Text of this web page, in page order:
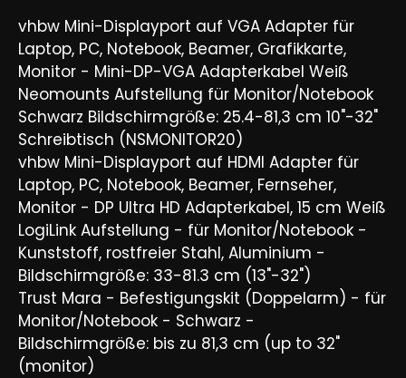
vhbw Mini-Displayport auf VGA Adapter für
Laptop, PC, Notebook, Beamer, Grafikkarte,
Monitor - Mini-DP-VGA Adapterkabel Weiß
Neomounts Aufstellung für Monitor/Notebook
Schwarz Bildschirmgröße: 25.4-81,3 cm 10"-32"
Schreibtisch (NSMONITOR20)
vhbw Mini-Displayport auf HDMI Adapter für
Laptop, PC, Notebook, Beamer, Fernseher,
Monitor - DP Ultra HD Adapterkabel, 15 cm Weiß
LogiLink Aufstellung - für Monitor/Notebook -
Kunststoff, rostfreier Stahl, Aluminium -
Bildschirmgröße: 33-81.3 cm (13"-32")
Trust Mara - Befestigungskit (Doppelarm) - für
Monitor/Notebook - Schwarz -
Bildschirmgröße: bis zu 81,3 cm (up to 32"
(monitor)